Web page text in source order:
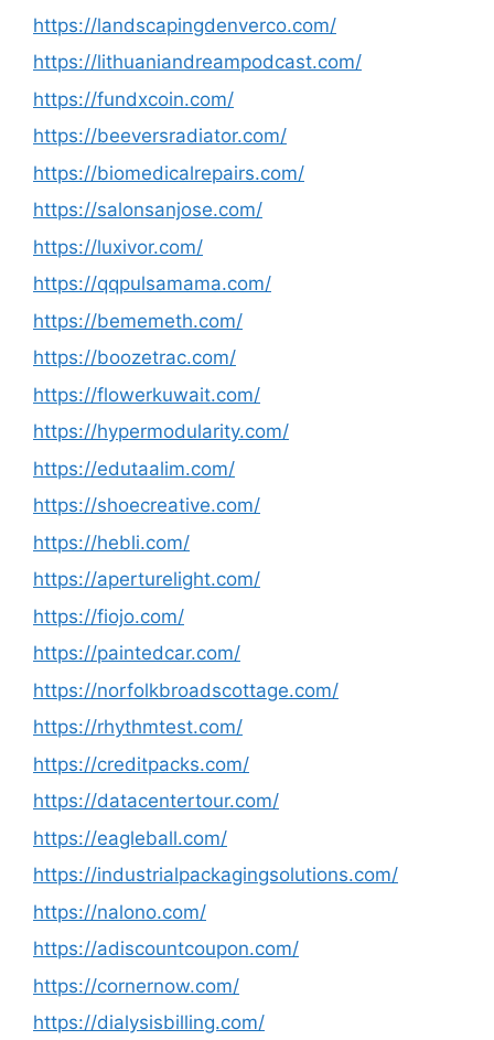
https://landscapingdenverco.com/
https://lithuaniandreampodcast.com/
https://fundxcoin.com/
https://beeversradiator.com/
https://biomedicalrepairs.com/
https://salonsanjose.com/
https://luxivor.com/
https://qqpulsamama.com/
https://bememeth.com/
https://boozetrac.com/
https://flowerkuwait.com/
https://hypermodularity.com/
https://edutaalim.com/
https://shoecreative.com/
https://hebli.com/
https://aperturelight.com/
https://fiojo.com/
https://paintedcar.com/
https://norfolkbroadscottage.com/
https://rhythmtest.com/
https://creditpacks.com/
https://datacentertour.com/
https://eagleball.com/
https://industrialpackagingsolutions.com/
https://nalono.com/
https://adiscountcoupon.com/
https://cornernow.com/
https://dialysisbilling.com/